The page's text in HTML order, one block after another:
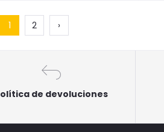
1 2 ›
de devoluciones